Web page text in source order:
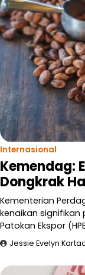
Internasional
Kemendag:
Dongkrak
Kementerian
kenaikan signifikan
Patokan Ekspor
Jessie Evelyn